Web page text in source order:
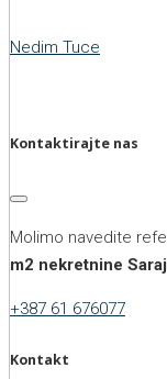
Nedim Tuce
Kontaktirajte nas
Molimo navedite
m2 nekretnine
+387 61 676077
Kontakt